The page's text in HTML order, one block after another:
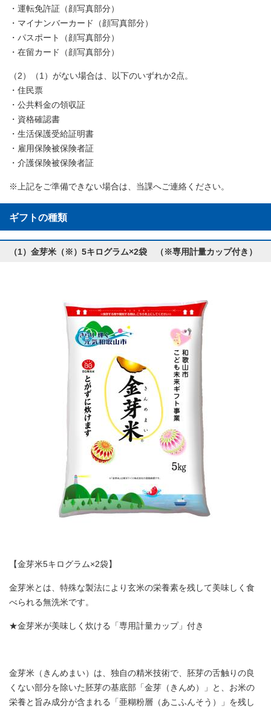
・運転免許証（顔写真部分）
・マイナンバーカード（顔写真部分）
・パスポート（顔写真部分）
・在留カード（顔写真部分）
（2）（1）がない場合は、以下のいずれか2点。
・住民票
・公共料金の領収証
・資格確認書
・生活保護受給証明書
・雇用保険被保険者証
・介護保険被保険者証
※上記をご準備できない場合は、当課へご連絡ください。
ギフトの種類
（1）金芽米（※）5キログラム×2袋 （※専用計量カップ付き）
【金芽米5キログラム×2袋】
金芽米とは、特殊な製法により玄米の栄養素を残して美味しく食
べられる無洗米です。
★金芽米が美味しく炊ける「専用計量カップ」付き
金芽米（きんめまい）は、独自の精米技術で、胚芽の舌触りの良
くない部分を除いた胚芽の基底部「金芽（きんめ）」と、お米の
栄養と旨み成分が含まれる「亜糊粉層（あこふんそう）」を残し